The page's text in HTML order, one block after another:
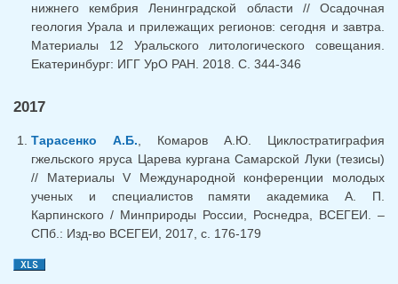
нижнего кембрия Ленинградской области // Осадочная
геология Урала и прилежащих регионов: сегодня и завтра.
Материалы 12 Уральского литологического совещания.
Екатеринбург: ИГГ УрО РАН. 2018. С. 344-346
2017
Тарасенко А.Б. , Комаров А.Ю. Циклостратиграфия
гжельского яруса Царева кургана Самарской Луки (тезисы)
// Материалы V Международной конференции молодых
ученых и специалистов памяти академика А. П.
Карпинского / Минприроды России, Роснедра, ВСЕГЕИ. –
СПб.: Изд-во ВСЕГЕИ, 2017, с. 176-179